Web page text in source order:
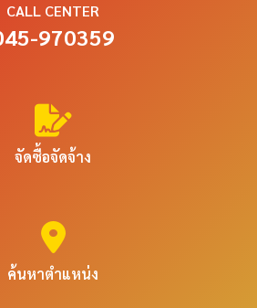
CALL CENTER
970359
จัดซื้อจัดจ้าง
ค้นหาตำแหน่ง